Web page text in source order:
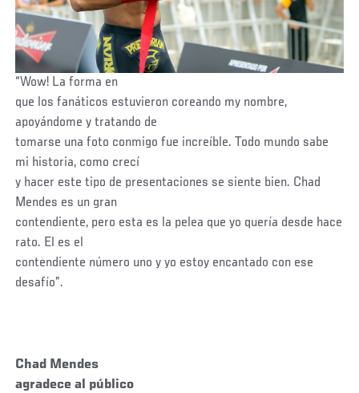
“Wow! La forma en
que los fanáticos estuvieron coreando my nombre,
apoyándome y tratando de
tomarse una foto conmigo fue increíble. Todo mundo sabe
mi historia, como crecí
y hacer este tipo de presentaciones se siente bien. Chad
Mendes es un gran
contendiente, pero esta es la pelea que yo quería desde hace
rato. El es el
contendiente número uno y yo estoy encantado con ese
desafío”.
Chad Mendes
agradece al público